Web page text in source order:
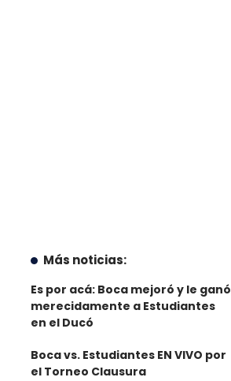
Más noticias:
Es por acá: Boca mejoró y le ganó
merecidamente a Estudiantes
en el Ducó
Boca vs. Estudiantes EN VIVO por
el Torneo Clausura